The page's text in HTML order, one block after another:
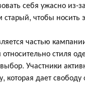
себя ужасно из-
чтобы
частью
стиля
Участники
дает свободу